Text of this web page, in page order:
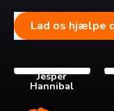
Lad os hjælpe
Jesper
Hannibal